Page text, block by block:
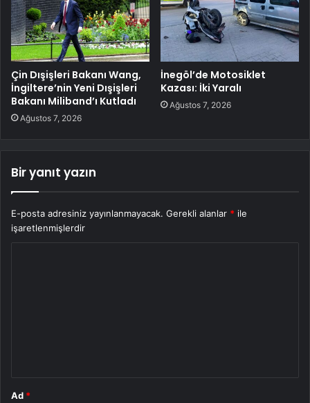
Çin Dışişleri Bakanı Wang,
İngiltere’nin Yeni Dışişleri
Bakanı Miliband’ı Kutladı
Ağustos 7, 2026
İnegöl’de Motosiklet
Kazası: İki Yaralı
Ağustos 7, 2026
Bir yanıt yazın
E-posta adresiniz yayınlanmayacak. Gerekli alanlar * ile
işaretlenmişlerdir
Ad *